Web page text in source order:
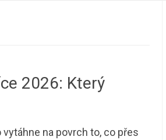
2026: Který
na povrch to, co přes